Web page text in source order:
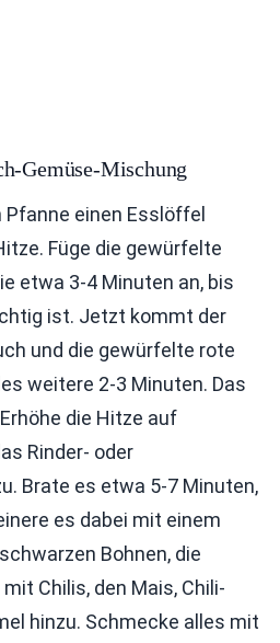
Gemüse-Mischung
einen Esslöffel
Füge die gewürfelte
etwa 3-4 Minuten an, bis
ist. Jetzt kommt der
und die gewürfelte rote
weitere 2-3 Minuten. Das
die Hitze auf
Rinder- oder
Brate es etwa 5-7 Minuten,
es dabei mit einem
Bohnen, die
Chilis, den Mais, Chili-
hinzu. Schmecke alles mit